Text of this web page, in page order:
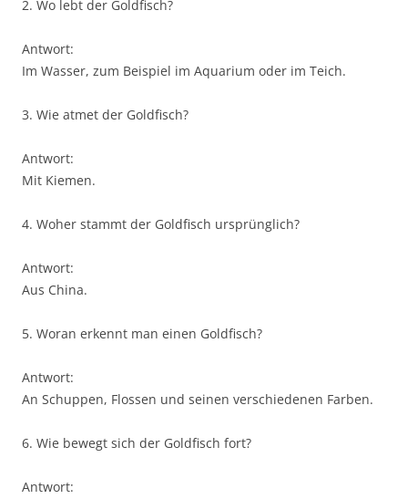
2. Wo lebt der Goldfisch?
Antwort:
Im Wasser, zum Beispiel im Aquarium oder im Teich.
3. Wie atmet der Goldfisch?
Antwort:
Mit Kiemen.
4. Woher stammt der Goldfisch ursprünglich?
Antwort:
Aus China.
5. Woran erkennt man einen Goldfisch?
Antwort:
An Schuppen, Flossen und seinen verschiedenen Farben.
6. Wie bewegt sich der Goldfisch fort?
Antwort: